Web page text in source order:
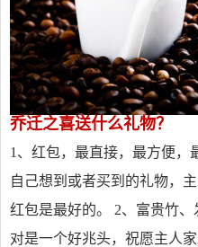
乔迁之喜送什么礼物？
1、红包，最直接，最方便，
自己想到或者买到的礼物，
红包是最好的。 2、富贵竹
对是一个好兆头，祝愿主人